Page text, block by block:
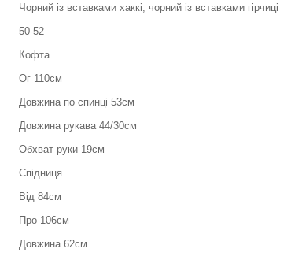
Чорний із вставками хаккі, чорний із вставками гірчиці
50-52
Кофта
Ог 110см
Довжина по спинці 53см
Довжина рукава 44/30см
Обхват руки 19см
Спідниця
Від 84см
Про 106см
Довжина 62см